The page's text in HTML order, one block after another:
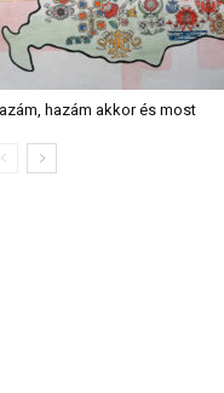
hazám akkor és most